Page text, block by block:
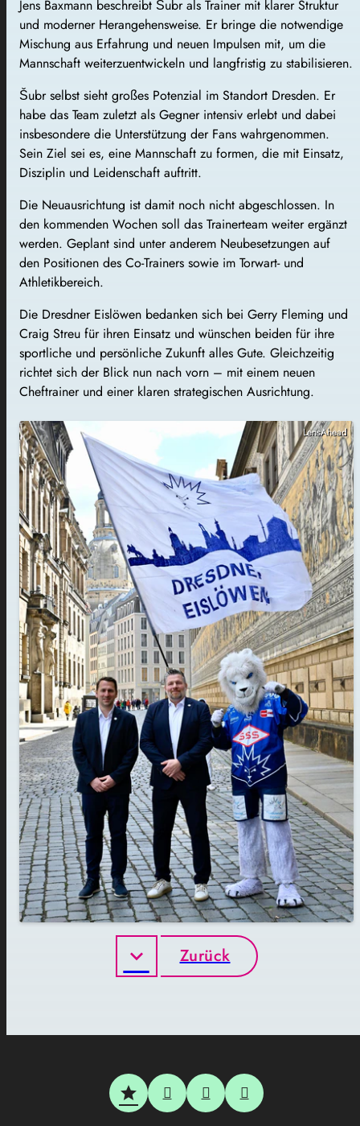
Jens Baxmann beschreibt Šubr als Trainer mit klarer Struktur
und moderner Herangehensweise. Er bringe die notwendige
Mischung aus Erfahrung und neuen Impulsen mit, um die
Mannschaft weiterzuentwickeln und langfristig zu stabilisieren.
Šubr selbst sieht großes Potenzial im Standort Dresden. Er
habe das Team zuletzt als Gegner intensiv erlebt und dabei
insbesondere die Unterstützung der Fans wahrgenommen.
Sein Ziel sei es, eine Mannschaft zu formen, die mit Einsatz,
Disziplin und Leidenschaft auftritt.
Die Neuausrichtung ist damit noch nicht abgeschlossen. In
den kommenden Wochen soll das Trainerteam weiter ergänzt
werden. Geplant sind unter anderem Neubesetzungen auf
den Positionen des Co-Trainers sowie im Torwart- und
Athletikbereich.
Die Dresdner Eislöwen bedanken sich bei Gerry Fleming und
Craig Streu für ihren Einsatz und wünschen beiden für ihre
sportliche und persönliche Zukunft alles Gute. Gleichzeitig
richtet sich der Blick nun nach vorn – mit einem neuen
Cheftrainer und einer klaren strategischen Ausrichtung.
LensAhead
Zurück